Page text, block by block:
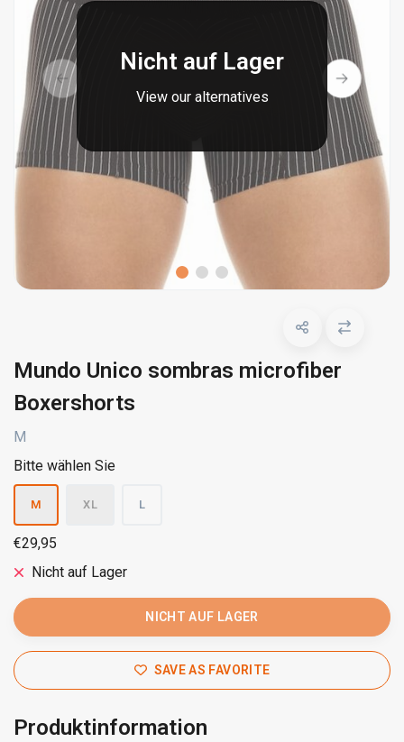
Nicht auf Lager
View our alternatives
Mundo Unico sombras microfiber
Boxershorts
M
Bitte wählen Sie
M XL L
€29,95
Nicht auf Lager
NICHT AUF LAGER
SAVE AS FAVORITE
Produktinformation